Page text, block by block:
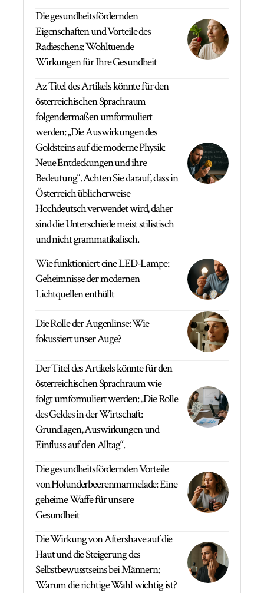
Die gesundheitsfördernden
Eigenschaften und Vorteile des
Radieschens: Wohltuende
Wirkungen für Ihre Gesundheit
Az Titel des Artikels könnte für den
österreichischen Sprachraum
folgendermaßen umformuliert
werden: „Die Auswirkungen des
Goldsteins auf die moderne Physik:
Neue Entdeckungen und ihre
Bedeutung“. Achten Sie darauf, dass in
Österreich üblicherweise
Hochdeutsch verwendet wird, daher
sind die Unterschiede meist stilistisch
und nicht grammatikalisch.
Wie funktioniert eine LED-Lampe:
Geheimnisse der modernen
Lichtquellen enthüllt
Die Rolle der Augenlinse: Wie
fokussiert unser Auge?
Der Titel des Artikels könnte für den
österreichischen Sprachraum wie
folgt umformuliert werden: „Die Rolle
des Geldes in der Wirtschaft:
Grundlagen, Auswirkungen und
Einfluss auf den Alltag“.
Die gesundheitsfördernden Vorteile
von Holunderbeerenmarmelade: Eine
geheime Waffe für unsere
Gesundheit
Die Wirkung von Aftershave auf die
Haut und die Steigerung des
Selbstbewusstseins bei Männern:
Warum die richtige Wahl wichtig ist?